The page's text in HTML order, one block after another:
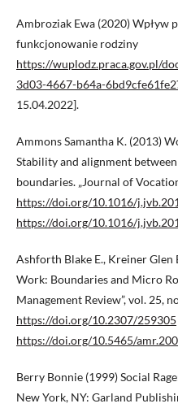
Ambroziak Ewa (2020) Wpływ
funkcjonowanie rodziny
https://wuplodz.praca.gov.pl/
3d03-4667-b64a-
15.04.2022].
Ammons Samantha K. (2013)
Stability and alignment
boundaries. „Journal of
https://doi.org/10.1016/
https://doi.org/10.1016/
Ashforth Blake E., Kreiner Glen
Work: Boundaries and Micro
Management Review”, vol. 25,
https://doi.org/10.2307/259305
https://doi.org/10.5465/
Berry Bonnie (1999) Social
New York, NY: Garland